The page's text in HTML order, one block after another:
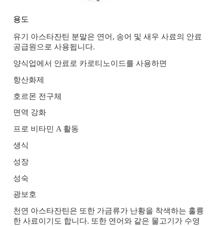
용도
유기 아스타잔틴 분말은 연어, 송어 및 새우 사료의 안료
공급원으로 사용됩니다.
양식업에서 안료로 카로티노이드를 사용하면
항산화제
호르몬 전구체
면역 강화
프로 비타민 A 활동
생식
성장
성숙
광보호
천연 아스타잔틴은 또한 가금류가 난황을 착색하는 훌륭
한 사료이기도 합니다. 또한 연어와 같은 물고기가 수영